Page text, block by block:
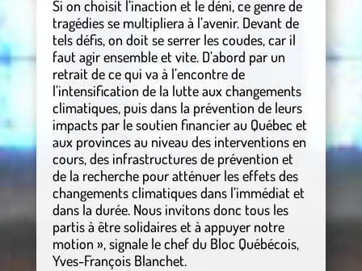
Si on choisit l’inaction et le déni, ce genre de
tragédies se multipliera à l’avenir. Devant de
tels défis, on doit se serrer les coudes, car il
faut agir ensemble et vite. D’abord par un
retrait de ce qui va à l’encontre de
l’intensification de la lutte aux changements
climatiques, puis dans la prévention de leurs
impacts par le soutien financier au Québec et
aux provinces au niveau des interventions en
cours, des infrastructures de prévention et
de la recherche pour atténuer les effets des
changements climatiques dans l’immédiat et
dans la durée. Nous invitons donc tous les
partis à être solidaires et à appuyer notre
motion », signale le chef du Bloc Québécois,
Yves-François Blanchet.